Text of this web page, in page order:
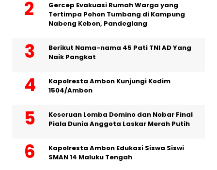
Gercep Evakuasi Rumah Warga yang
Tertimpa Pohon Tumbang di Kampung
Nabeng Kebon, Pandeglang
Berikut Nama-nama 45 Pati TNI AD Yang
Naik Pangkat
Kapolresta Ambon Kunjungi Kodim
1504/Ambon
Keseruan Lomba Domino dan Nobar Final
Piala Dunia Anggota Laskar Merah Putih
Kapolresta Ambon Edukasi Siswa Siswi
SMAN 14 Maluku Tengah